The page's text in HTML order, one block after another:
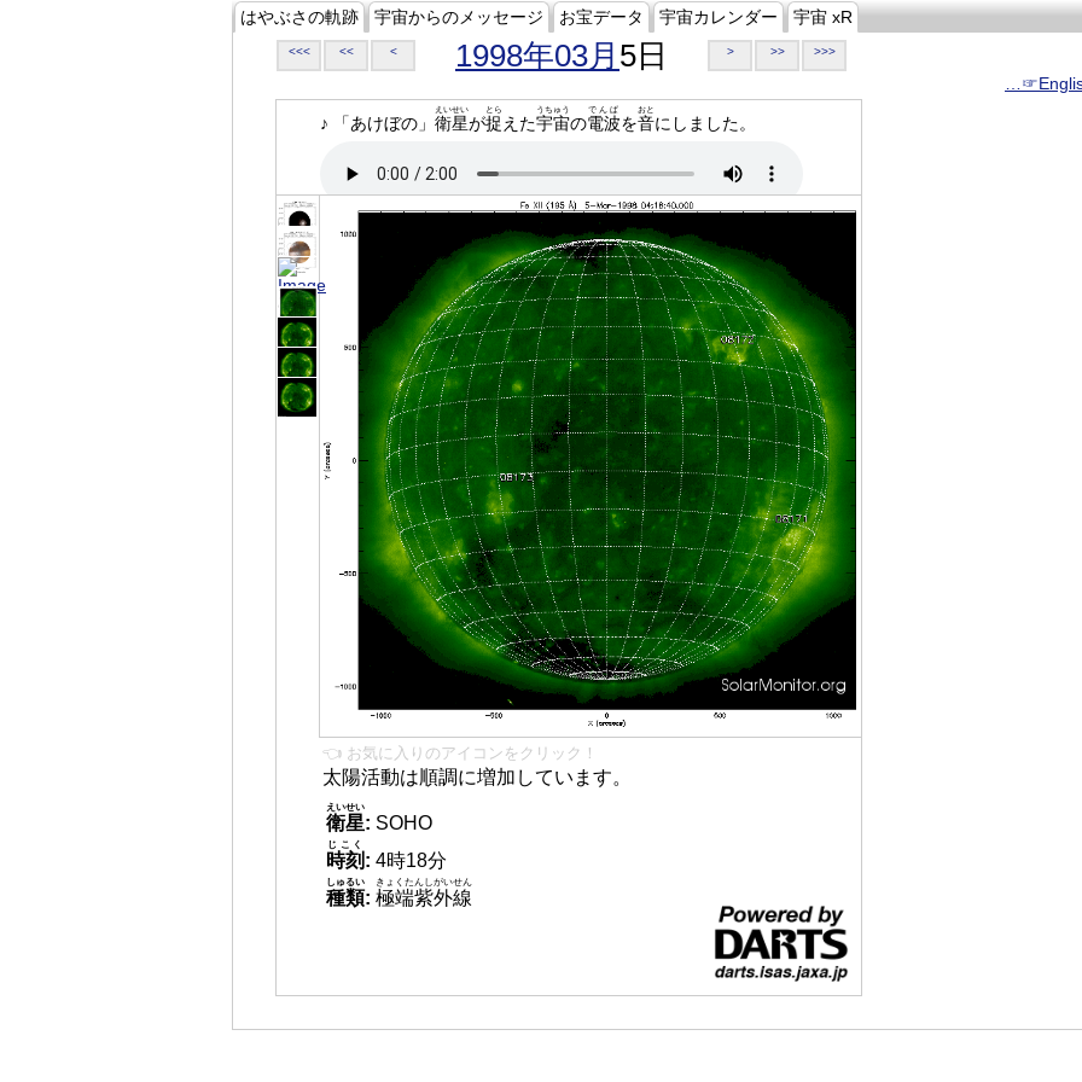
はやぶさの軌跡 宇宙からのメッセージ お宝データ 宇宙カレンダー 宇宙 xR
<<< << < 1998年03月 5日 > >> >>>
♪ 「あけぼの」 衛星
えいせい
が捉
とら
えた宇宙
うちゅう
の電波
でんぱ
を音
おと
にしました。
👈 お気に入りのアイコンをクリック！
太陽活動は順調に増加しています。
衛星
えいせい
: SOHO
時刻
じこく
: 4時18分
種類
しゅるい
: 極端紫外線
きょくたんしがいせん